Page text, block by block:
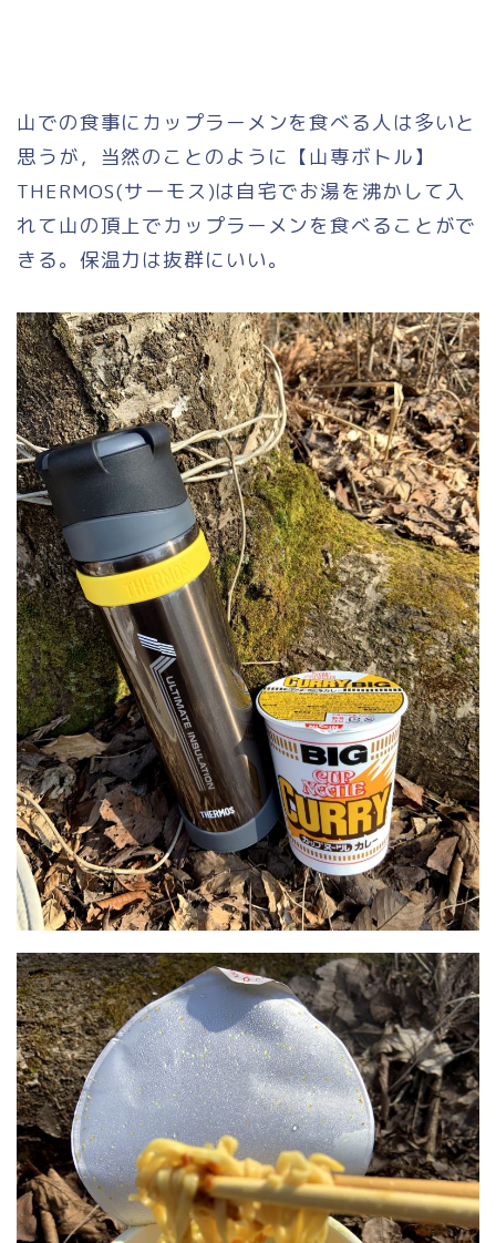
山での食事にカップラーメンを食べる人は多いと
思うが，当然のことのように【山専ボトル】
THERMOS(サーモス)は自宅でお湯を沸かして入
れて山の頂上でカップラーメンを食べることがで
きる。保温力は抜群にいい。